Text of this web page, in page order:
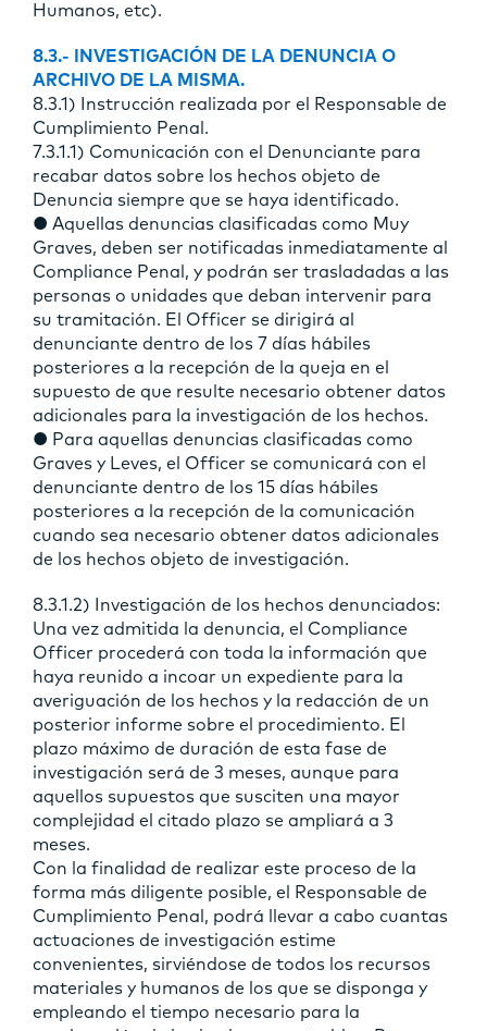
Humanos, etc).
8.3.- INVESTIGACIÓN DE LA DENUNCIA O
ARCHIVO DE LA MISMA.
8.3.1) Instrucción realizada por el Responsable de
Cumplimiento Penal.
7.3.1.1) Comunicación con el Denunciante para
recabar datos sobre los hechos objeto de
Denuncia siempre que se haya identificado.
● Aquellas denuncias clasificadas como Muy
Graves, deben ser notificadas inmediatamente al
Compliance Penal, y podrán ser trasladadas a las
personas o unidades que deban intervenir para
su tramitación. El Officer se dirigirá al
denunciante dentro de los 7 días hábiles
posteriores a la recepción de la queja en el
supuesto de que resulte necesario obtener datos
adicionales para la investigación de los hechos.
● Para aquellas denuncias clasificadas como
Graves y Leves, el Officer se comunicará con el
denunciante dentro de los 15 días hábiles
posteriores a la recepción de la comunicación
cuando sea necesario obtener datos adicionales
de los hechos objeto de investigación.
8.3.1.2) Investigación de los hechos denunciados:
Una vez admitida la denuncia, el Compliance
Officer procederá con toda la información que
haya reunido a incoar un expediente para la
averiguación de los hechos y la redacción de un
posterior informe sobre el procedimiento. El
plazo máximo de duración de esta fase de
investigación será de 3 meses, aunque para
aquellos supuestos que susciten una mayor
complejidad el citado plazo se ampliará a 3
meses.
Con la finalidad de realizar este proceso de la
forma más diligente posible, el Responsable de
Cumplimiento Penal, podrá llevar a cabo cuantas
actuaciones de investigación estime
convenientes, sirviéndose de todos los recursos
materiales y humanos de los que se disponga y
empleando el tiempo necesario para la